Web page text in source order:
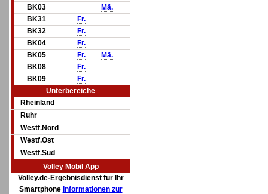
BK03
Mä.
BK31
Fr.
BK32
Fr.
BK04
Fr.
BK05
Fr.
Mä.
BK08
Fr.
BK09
Fr.
Unterbereiche
Rheinland
Ruhr
Westf.Nord
Westf.Ost
Westf.Süd
Volley Mobil App
Volley.de-Ergebnisdienst für Ihr
Smartphone Informationen zur